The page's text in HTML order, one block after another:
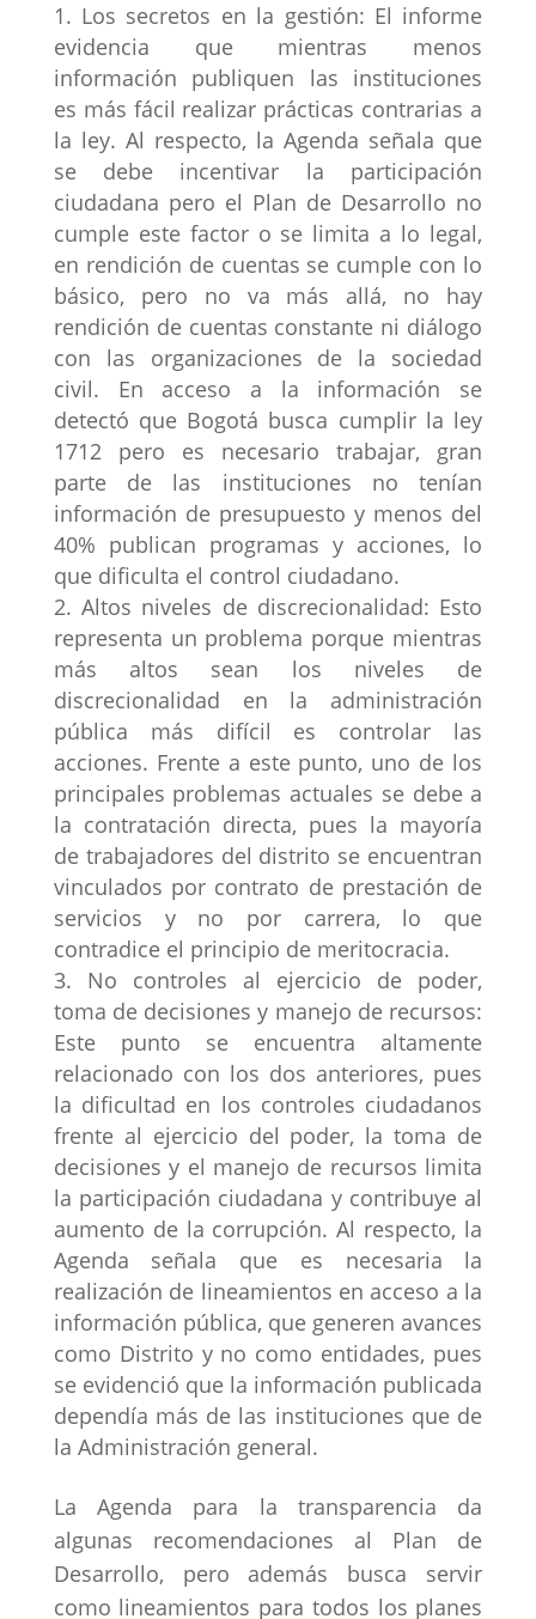
Los secretos en la gestión: El informe
evidencia que mientras menos
información publiquen las instituciones
es más fácil realizar prácticas contrarias a
la ley. Al respecto, la Agenda señala que
se debe incentivar la participación
ciudadana pero el Plan de Desarrollo no
cumple este factor o se limita a lo legal,
en rendición de cuentas se cumple con lo
básico, pero no va más allá, no hay
rendición de cuentas constante ni diálogo
con las organizaciones de la sociedad
civil. En acceso a la información se
detectó que Bogotá busca cumplir la ley
1712 pero es necesario trabajar, gran
parte de las instituciones no tenían
información de presupuesto y menos del
40% publican programas y acciones, lo
que dificulta el control ciudadano.
Altos niveles de discrecionalidad: Esto
representa un problema porque mientras
más altos sean los niveles de
discrecionalidad en la administración
pública más difícil es controlar las
acciones. Frente a este punto, uno de los
principales problemas actuales se debe a
la contratación directa, pues la mayoría
de trabajadores del distrito se encuentran
vinculados por contrato de prestación de
servicios y no por carrera, lo que
contradice el principio de meritocracia.
No controles al ejercicio de poder,
toma de decisiones y manejo de recursos:
Este punto se encuentra altamente
relacionado con los dos anteriores, pues
la dificultad en los controles ciudadanos
frente al ejercicio del poder, la toma de
decisiones y el manejo de recursos limita
la participación ciudadana y contribuye al
aumento de la corrupción. Al respecto, la
Agenda señala que es necesaria la
realización de lineamientos en acceso a la
información pública, que generen avances
como Distrito y no como entidades, pues
se evidenció que la información publicada
dependía más de las instituciones que de
la Administración general.
La Agenda para la transparencia da
algunas recomendaciones al Plan de
Desarrollo, pero además busca servir
como lineamientos para todos los planes